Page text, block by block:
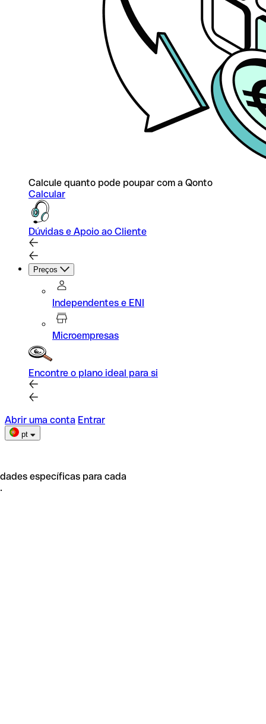
Calcule quanto pode poupar com a Qonto
Calcular
Dúvidas e Apoio ao Cliente
Preços
Independentes e ENI
Microempresas
Encontre o plano ideal para si
Abrir uma conta Entrar
pt
específicas para cada